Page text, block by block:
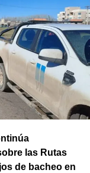
las Rutas
de bacheo en